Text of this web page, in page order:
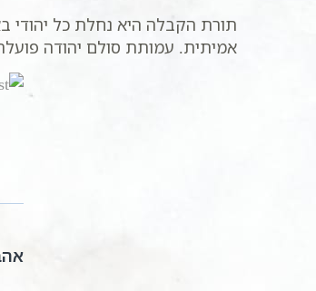
תורת הקבלה היא נחלת כל יהודי
אמיתית. עמותת סולם יהודה